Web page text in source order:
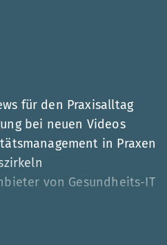
für den Praxisalltag
bei neuen Videos
in Praxen
von Gesundheits-IT